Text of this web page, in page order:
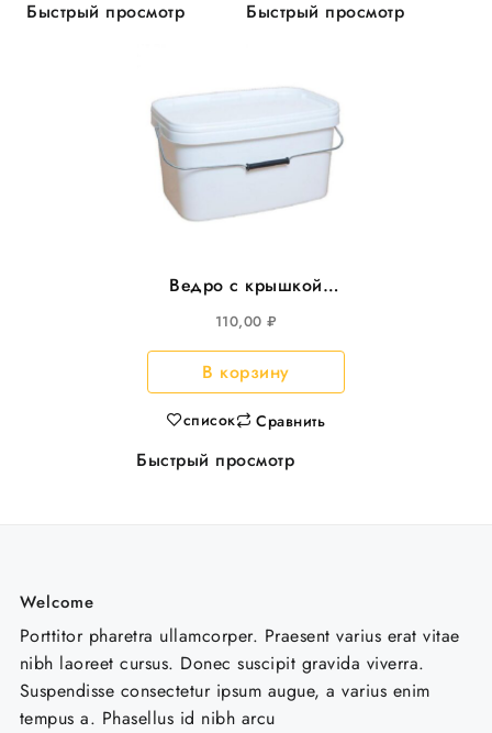
Быстрый просмотр Быстрый просмотр
Ведро с крышкой
5,8л прямоуг
293*198мм, с
металл.ручкой 25шт/
уп
110,00 ₽
В корзину
список Сравнить
Быстрый просмотр
Welcome
Porttitor pharetra ullamcorper. Praesent varius erat vitae
nibh laoreet cursus. Donec suscipit gravida viverra.
Suspendisse consectetur ipsum augue, a varius enim
tempus a. Phasellus id nibh arcu